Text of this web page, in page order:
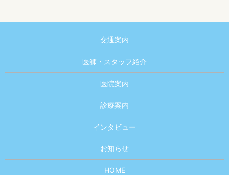
交通案内
医師・スタッフ紹介
医院案内
診療案内
インタビュー
お知らせ
HOME